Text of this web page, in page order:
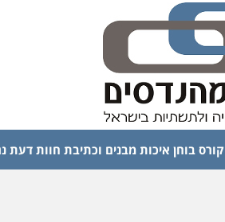
קורס בוחן איכות מבנים וכתיבת חוות דעת